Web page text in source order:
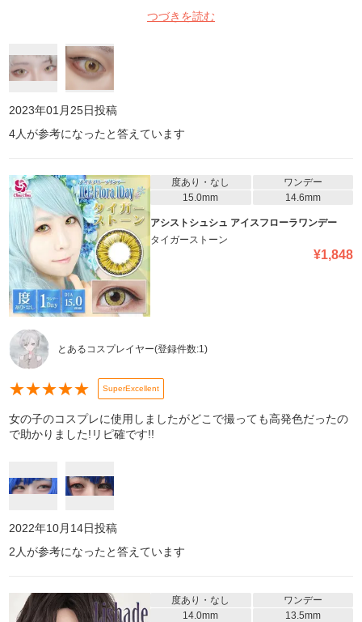
ャラにいいと思います。ここまで色素薄い黄色なかなかないので良
つづきを読む
2023年01月25日投稿
4人が参考になったと答えています
度あり・なし
ワンデー
15.0mm
14.6mm
アシストシュシュ アイスフローラワンデー
タイガーストーン
¥1,848
とあるコスプレイヤー(登録件数:1)
★★★★★ SuperExcellent
女の子のコスプレに使用しましたがどこで撮っても高発色だったの
で助かりました!リピ確です!!
2022年10月14日投稿
2 人が参考になったと答えています
度あり・なし
ワンデー
14.0mm
13.5mm